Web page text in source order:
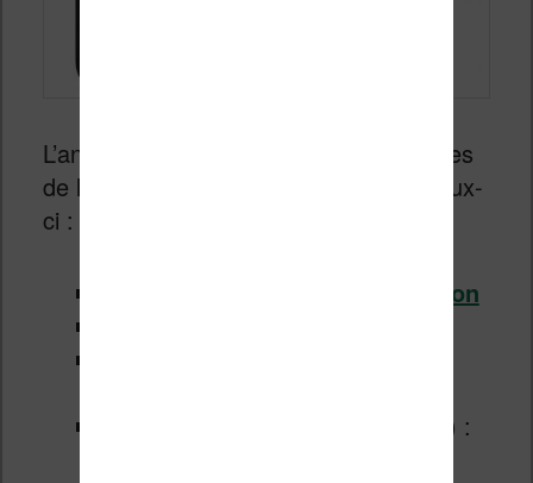
L’année 2017 a vu de nouveaux modèles
de liseuses intéressants sortir, dont ceux-
ci :
Kobo Aura H2O deuxième édition
(avec couverture intégrée) :